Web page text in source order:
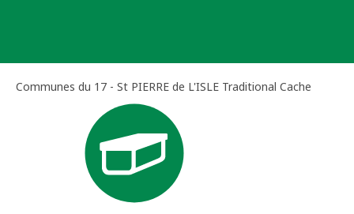
Communes du 17 - St PIERRE de L'ISLE Traditional Cache